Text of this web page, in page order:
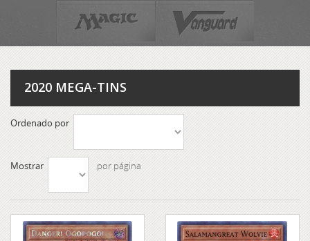
2020 MEGA-TINS
Ordenado por
Mostrar por página